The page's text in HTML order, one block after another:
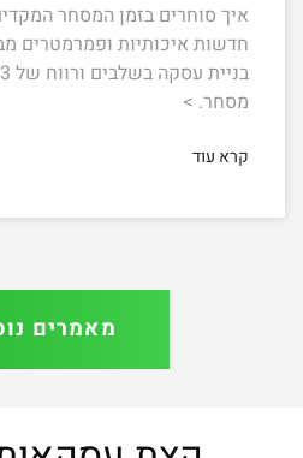
איך סוחרים בזמן המסחר
חדשות איכותיות ופמרמטרים
מסחר. >
קרא עוד
מאמרים